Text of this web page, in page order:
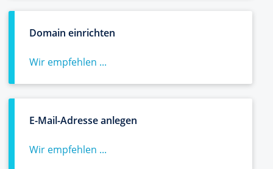
Domain einrichten
Wir empfehlen ...
E-Mail-Adresse anlegen
Wir empfehlen ...